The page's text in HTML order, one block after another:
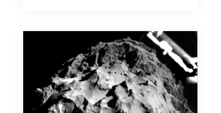
πλήρη
επιστημονική
φάση
της